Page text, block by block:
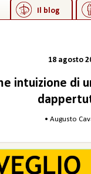
Il blog
18 agosto
intuizione di
• Augusto